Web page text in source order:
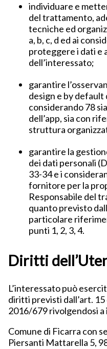
individuare e
del trattamento,
tecniche ed
a, b, c, d ed ai
proteggere i dati e
dell’interessato;
garantire
design e by default
considerando 78
dell’app, sia con
struttura
garantire la
dei dati personali
33-34 e i
fornitore per la
Responsabile del
quanto previsto
particolare
punti 1, 2, 3, 4.
Diritti
L’interessato può
diritti previsti dall’art. 15
2016/679 rivolgendosi
Comune di Ficarra con
Piersanti Mattarella 5,